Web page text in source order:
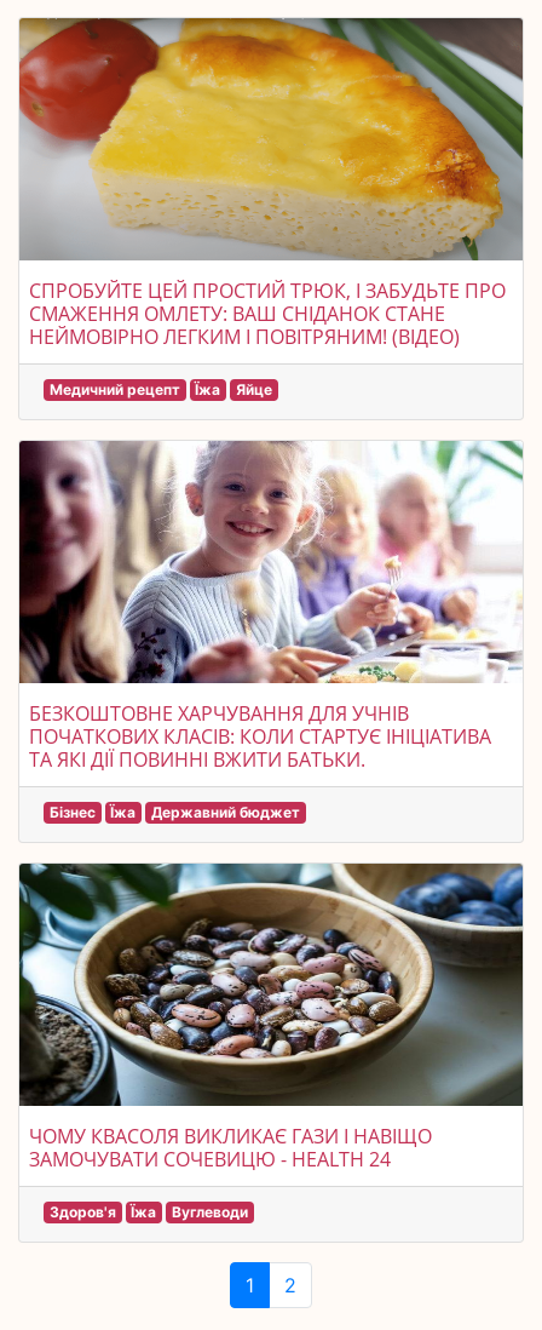
СПРОБУЙТЕ ЦЕЙ ПРОСТИЙ ТРЮК, І ЗАБУДЬТЕ ПРО
СМАЖЕННЯ ОМЛЕТУ: ВАШ СНІДАНОК СТАНЕ
НЕЙМОВІРНО ЛЕГКИМ І ПОВІТРЯНИМ! (ВІДЕО)
Медичний рецепт Їжа Яйце
БЕЗКОШТОВНЕ ХАРЧУВАННЯ ДЛЯ УЧНІВ
ПОЧАТКОВИХ КЛАСІВ: КОЛИ СТАРТУЄ ІНІЦІАТИВА
ТА ЯКІ ДІЇ ПОВИННІ ВЖИТИ БАТЬКИ.
Бізнес Їжа Державний бюджет
ЧОМУ КВАСОЛЯ ВИКЛИКАЄ ГАЗИ І НАВІЩО
ЗАМОЧУВАТИ СОЧЕВИЦЮ - HEALTH 24
Здоров'я Їжа Вуглеводи
1 2